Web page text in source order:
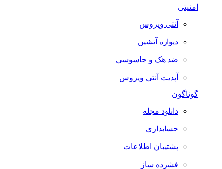
آنتی ویروس
دیواره آتشین
ضد هک و جاسوسی
آپدیت آنتی ویروس
گوناگون
دانلود مجله
حسابداری
پشتیبان اطلاعات
فشرده ساز